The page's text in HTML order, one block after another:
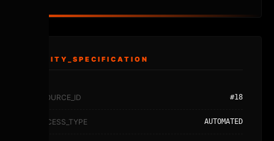
ENTITY_SPECIFICATION
RESOURCE_ID #18
PROCESS_TYPE AUTOMATED